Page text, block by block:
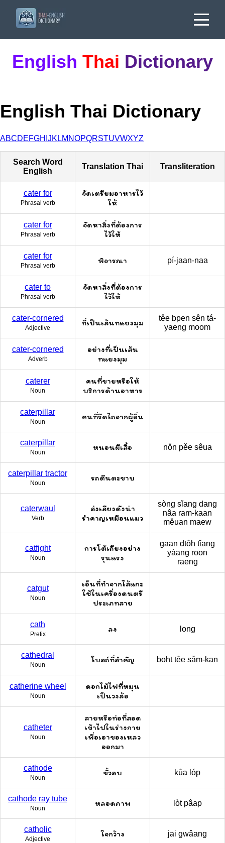
English Thai Dictionary
English Thai Dictionary
ABCDEFGH JK LM NOPQRSTUVWXYZ
Search Word
English
Translation Thai Transliteration
cater for
Phrasal verb
จัดเตรียมอาหารไว้
ให้
cater for
Phrasal verb
จัดหาสิ่งที่ต้องการ
ไว้ให้
cater for
Phrasal verb
พิจารณา pí-jaan-naa
cater to
Phrasal verb
จัดหาสิ่งที่ต้องการ
ไว้ให้
cater-cornered
Adjective
ที่เป็นเส้นทแยงมุม
têe bpen sên tá-
yaeng moom
cater-cornered
Adverb
อย่างที่เป็นเส้น
ทแยงมุม
caterer
Noun
คนที่ขายหรือให้
บริการด้านอาหาร
caterpillar
Noun
คนที่รีดไถจากผู้อื่น
caterpillar
Noun
หนอนผีเสื้อ nǒn pěe sêua
caterpillar tractor
Noun
รถตีนตะขาบ
caterwaul
Verb
ส่งเสียงดังน่า
รำคาญเหมือนแมว
sòng sǐang dang
nâa ram-kaan
měuan maew
catfight
Noun
การโต้เถียงอย่าง
รุนแรง
gaan dtôh tǐang
yàang roon
raeng
catgut
Noun
เอ็นที่ทำจากไส้แกะ
ใช้ในเครื่องดนตรี
ประเภทสาย
cath
Prefix
ลง long
cathedral
Noun
โบสถ์ที่สำคัญ boht têe sǎm-kan
catherine wheel
Noun
ดอกไม้ไฟที่หมุน
เป็นวงล้อ
catheter
Noun
สายหรือท่อที่สอด
เข้าไปในร่างกาย
เพื่อเอาของเหลว
ออกมา
cathode
Noun
ขั้วลบ kûa lóp
cathode ray tube
Noun
หลอดภาพ lòt pâap
catholic
Adjective
ใจกว้าง jai gwâang